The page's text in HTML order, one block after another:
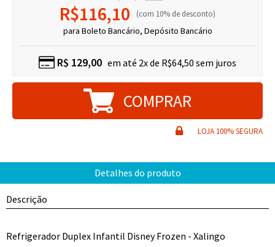
10% de desconto
para Boleto Bancário, Depósito Bancário
R$116,10
R$ 129,00 2x de R$64,50
Descrição
Refrigerador Duplex Infantil Disney Frozen - Xalingo